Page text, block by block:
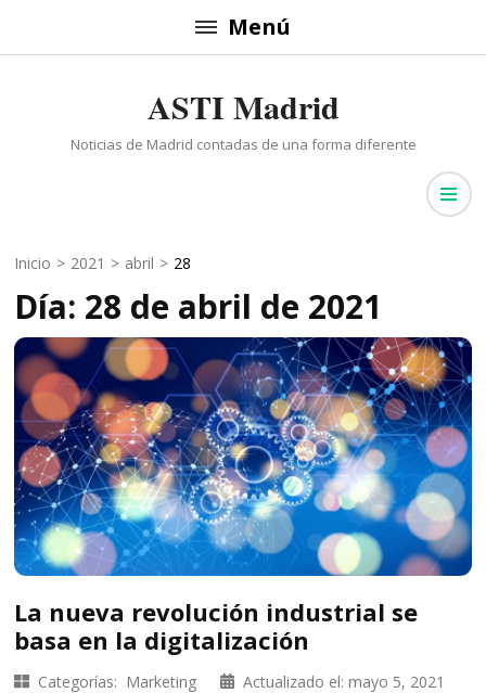
al
Menú
ASTI Madrid
Noticias de Madrid contadas de una forma diferente
Inicio > 2021 > abril > 28
Día: 28 de abril de 2021
La nueva revolución industrial se
basa en la digitalización
Categorías: Marketing Actualizado el: mayo 5, 2021